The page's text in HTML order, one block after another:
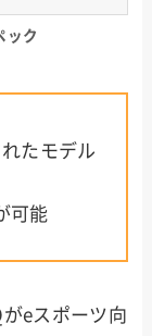
ック
たモデル
可能
がeスポーツ向